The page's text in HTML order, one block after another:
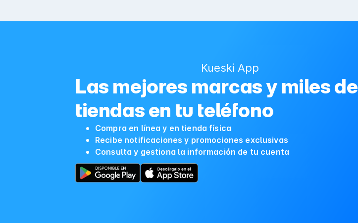
Kueski App
Las mejores marcas y miles de
tiendas en tu teléfono
Compra en línea y en tienda física
Recibe notificaciones y promociones exclusivas
Consulta y gestiona la información de tu cuenta